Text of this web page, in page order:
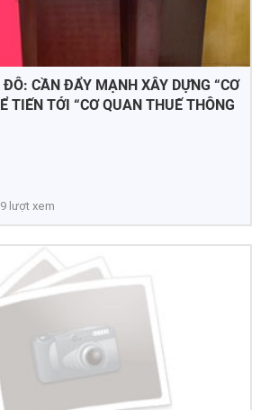
CẦN ĐẨY MẠNH XÂY DỰNG “CƠ
TIẾN TỚI “CƠ QUAN THUẾ THÔNG
lượt xem